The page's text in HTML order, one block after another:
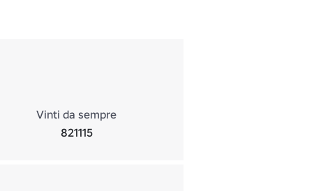
Vinti da sempre
821115